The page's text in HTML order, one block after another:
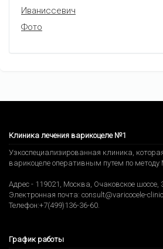
Иваниссевич
Фото
Клиника лечения варикоцеле №1
Узкоспециализированная клиника,
варикоцеле оперативным путем по
Адрес - 119021 Москва Очаковское шоссе,
Электронная почта: consult@varicocele-
Телефон:+7(499)136-36-60
График работы